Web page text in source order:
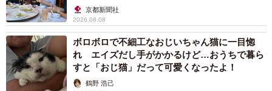
京都新聞社
2026.08.08
ボロボロで不細工なおじいちゃん猫に一目惚
れ エイズだし手がかかるけど…おうちで暮ら
すと「おじ猫」だって可愛くなったよ！
鶴野 浩己